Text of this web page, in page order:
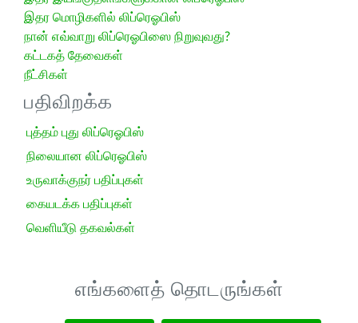
இதர மொழிகளில் லிப்ரெஓபிஸ்
நான் எவ்வாறு லிப்ரெஓபிஸை நிறுவுவது?
கட்டகத் தேவைகள்
நீட்சிகள்
பதிவிறக்க
புத்தம் புது லிப்ரெஓபிஸ்
நிலையான லிப்ரெஓபிஸ்
உருவாக்குநர் பதிப்புகள்
கையடக்க பதிப்புகள்
வெளியீடு தகவல்கள்
எங்களைத் தொடருங்கள்